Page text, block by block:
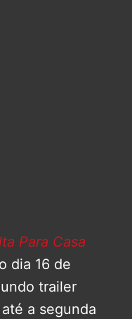
Para Casa
dia 16 de
trailer
a segunda